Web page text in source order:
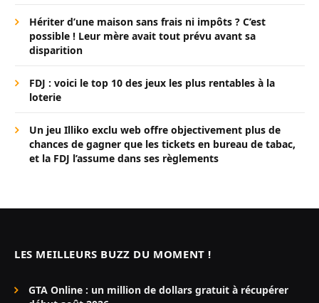
Hériter d’une maison sans frais ni impôts ? C’est
possible ! Leur mère avait tout prévu avant sa
disparition
FDJ : voici le top 10 des jeux les plus rentables à la
loterie
Un jeu Illiko exclu web offre objectivement plus de
chances de gagner que les tickets en bureau de tabac,
et la FDJ l’assume dans ses règlements
LES MEILLEURS BUZZ DU MOMENT !
GTA Online : un million de dollars gratuit à récupérer